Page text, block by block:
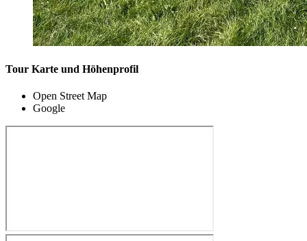
Tour Karte und Höhenprofil
Open Street Map
Google